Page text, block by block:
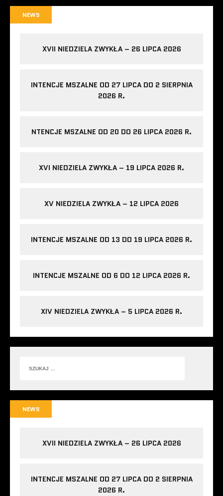
NEWS
XVII NIEDZIELA ZWYKŁA – 26 LIPCA 2026
INTENCJE MSZALNE OD 27 LIPCA DO 2 SIERPNIA
2026 R.
NTENCJE MSZALNE OD 20 DO 26 LIPCA 2026 R.
XVI NIEDZIELA ZWYKŁA – 19 LIPCA 2026 R.
XV NIEDZIELA ZWYKŁA – 12 LIPCA 2026
INTENCJE MSZALNE OD 13 DO 19 LIPCA 2026 R.
INTENCJE MSZALNE OD 6 DO 12 LIPCA 2026 R.
XIV NIEDZIELA ZWYKŁA – 5 LIPCA 2026 R.
NEWS
XVII NIEDZIELA ZWYKŁA – 26 LIPCA 2026
INTENCJE MSZALNE OD 27 LIPCA DO 2 SIERPNIA
2026 R.